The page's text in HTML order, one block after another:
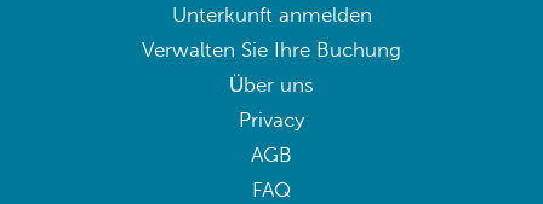
Unterkunft anmelden
Verwalten Sie Ihre Buchung
Über uns
Privacy
AGB
FAQ